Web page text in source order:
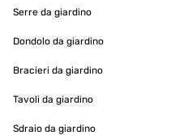
molto bello curato nelle sue
Utente Amazon
Tradurre
Serre da giardino
Dondolo da giardino
Bracieri da giardino
Tavoli da giardino
Sdraio da giardino